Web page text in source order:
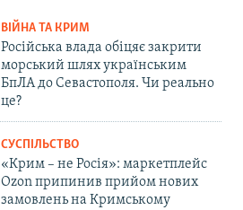
ВІЙНА ТА КРИМ
Російська влада обіцяє закрити
морський шлях українським
БпЛА до Севастополя. Чи реально
це?
СУСПІЛЬСТВО
«Крим – не Росія»: маркетплейс
Ozon припинив прийом нових
замовлень на Кримському